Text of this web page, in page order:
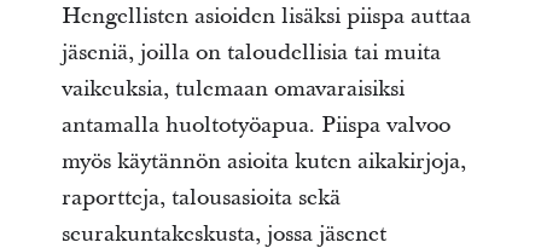
Hengellisten asioiden lisäksi piispa auttaa
jäseniä, joilla on taloudellisia tai muita
vaikeuksia, tulemaan omavaraisiksi
antamalla huoltotyöapua. Piispa valvoo
myös käytännön asioita kuten aikakirjoja,
raportteja, talousasioita sekä
seurakuntakeskusta, jossa jäsenet